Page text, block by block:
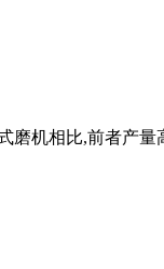
机相比,前者产